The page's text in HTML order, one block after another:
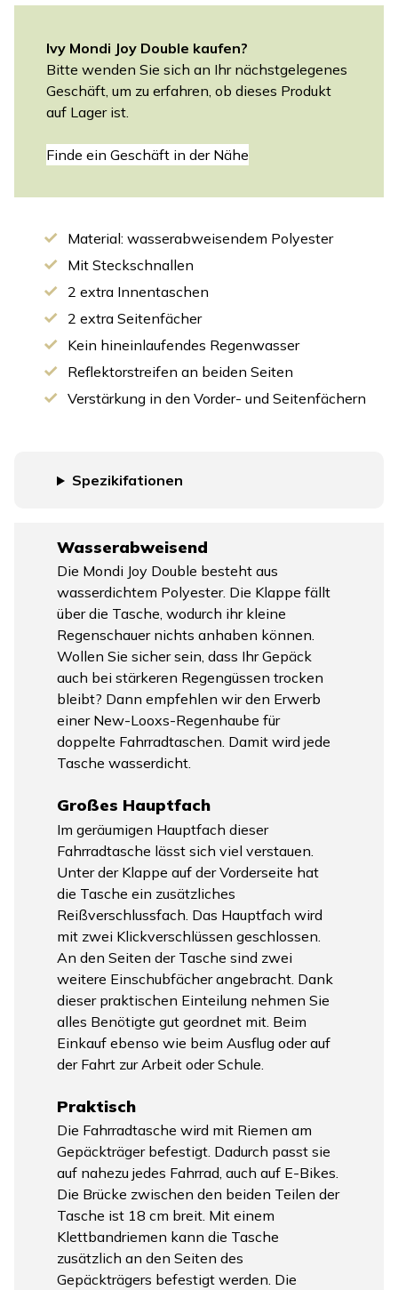
Ivy Mondi Joy Double kaufen?
Bitte wenden Sie sich an Ihr nächstgelegenes
Geschäft, um zu erfahren, ob dieses Produkt
auf Lager ist.
Finde ein Geschäft in der Nähe
Material: wasserabweisendem Polyester
Mit Steckschnallen
2 extra Innentaschen
2 extra Seitenfächer
Kein hineinlaufendes Regenwasser
Reflektorstreifen an beiden Seiten
Verstärkung in den Vorder- und Seitenfächern
Spezikifationen
Wasserabweisend
Die Mondi Joy Double besteht aus
wasserdichtem Polyester. Die Klappe fällt
über die Tasche, wodurch ihr kleine
Regenschauer nichts anhaben können.
Wollen Sie sicher sein, dass Ihr Gepäck
auch bei stärkeren Regengüssen trocken
bleibt? Dann empfehlen wir den Erwerb
einer New-Looxs-Regenhaube für
doppelte Fahrradtaschen. Damit wird jede
Tasche wasserdicht.
Großes Hauptfach
Im geräumigen Hauptfach dieser
Fahrradtasche lässt sich viel verstauen.
Unter der Klappe auf der Vorderseite hat
die Tasche ein zusätzliches
Reißverschlussfach. Das Hauptfach wird
mit zwei Klickverschlüssen geschlossen.
An den Seiten der Tasche sind zwei
weitere Einschubfächer angebracht. Dank
dieser praktischen Einteilung nehmen Sie
alles Benötigte gut geordnet mit. Beim
Einkauf ebenso wie beim Ausflug oder auf
der Fahrt zur Arbeit oder Schule.
Praktisch
Die Fahrradtasche wird mit Riemen am
Gepäckträger befestigt. Dadurch passt sie
auf nahezu jedes Fahrrad, auch auf E-Bikes.
Die Brücke zwischen den beiden Teilen der
Tasche ist 18 cm breit. Mit einem
Klettbandriemen kann die Tasche
zusätzlich an den Seiten des
Gepäckträgers befestigt werden. Die